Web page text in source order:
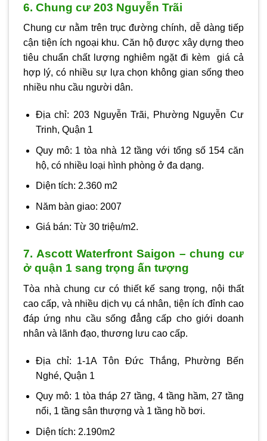
6. Chung cư 203 Nguyễn Trãi
Chung cư nằm trên trục đường chính, dễ dàng tiếp
cận tiện ích ngoại khu. Căn hộ được xây dựng theo
tiêu chuẩn chất lượng nghiêm ngặt đi kèm giá cả
hợp lý, có nhiều sự lựa chọn không gian sống theo
nhiều nhu cầu người dân.
Địa chỉ: 203 Nguyễn Trãi, Phường Nguyễn Cư
Trinh, Quận 1
Quy mô: 1 tòa nhà 12 tầng với tổng số 154 căn
hộ, có nhiều loại hình phòng ở đa dạng.
Diện tích: 2.360 m2
Năm bàn giao: 2007
Giá bán: Từ 30 triệu/m2.
7. Ascott Waterfront Saigon – chung cư
ở quận 1 sang trọng ấn tượng
Tòa nhà chung cư có thiết kế sang trọng, nội thất
cao cấp, và nhiều dịch vụ cá nhân, tiện ích đỉnh cao
đáp ứng nhu cầu sống đẳng cấp cho giới doanh
nhân và lãnh đạo, thương lưu cao cấp.
Địa chỉ: 1-1A Tôn Đức Thắng, Phường Bến
Nghé, Quận 1
Quy mô: 1 tòa tháp 27 tầng, 4 tầng hầm, 27 tầng
nổi, 1 tầng sân thượng và 1 tầng hồ bơi.
Diện tích: 2.190m2